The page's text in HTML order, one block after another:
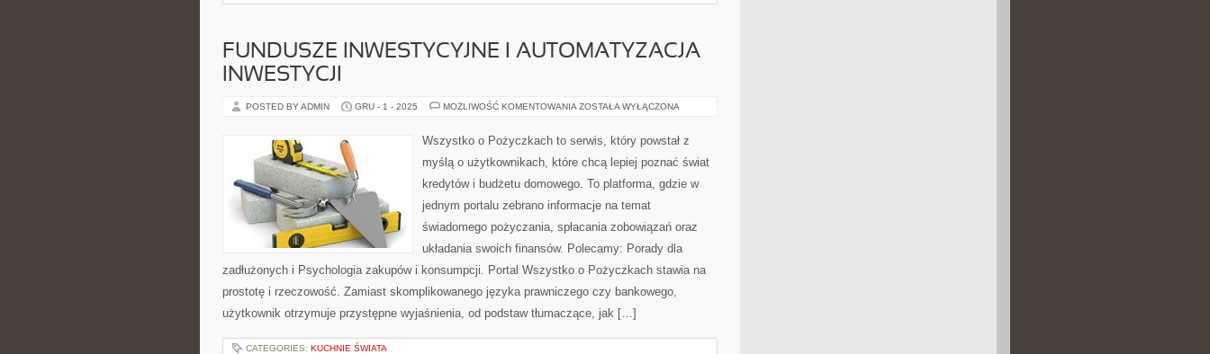
FUNDUSZE INWESTYCYJNE I AUTOMATYZACJA
INWESTYCJI
POSTED BY ADMIN GRU - 1 - 2025 MOŻLIWOŚĆ KOMENTOWANIA FUNDUSZE
AUTOMATYZACJA
INWESTYCJI
ZOSTAŁA WYŁĄCZONA
Wszystko o Pożyczkach to serwis, który powstał z
myślą o użytkownikach, które chcą lepiej poznać świat
kredytów i budżetu domowego. To platforma, gdzie w
jednym portalu zebrano informacje na temat
świadomego pożyczania, spłacania zobowiązań oraz
układania swoich finansów. Polecamy: Porady dla
zadłużonych i Psychologia zakupów i konsumpcji. Portal Wszystko o Pożyczkach stawia na
prostotę i rzeczowość. Zamiast skomplikowanego języka prawniczego czy bankowego,
użytkownik otrzymuje przystępne wyjaśnienia, od podstaw tłumaczące, jak […]
CATEGORIES: KUCHNIE ŚWIATA